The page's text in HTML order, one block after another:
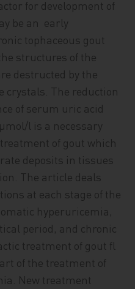
for development of
be an early
tophaceous gout
structures of the
destructed by the
crystals. The reduction
of serum uric acid
l is a necessary
of gout which
deposits in tissues
The article deals
at each stage of the
hyperuricemia,
period, and chronic
treatment of gout fl
of the treatment of
New treatment